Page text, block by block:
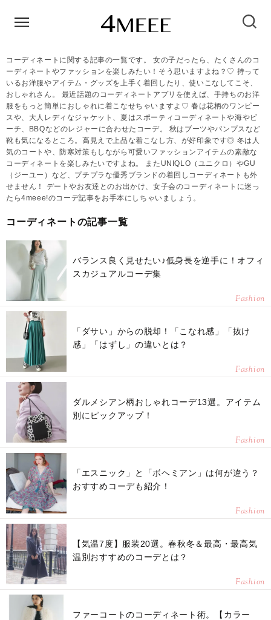
コーディネートに関する記事の一覧です。 女の子だったら、たくさんのコ
ーディネートやファッションを楽しみたい！そう思いますよね？♡ 持って
いるお洋服やアイテム・グッズを上手く着回したり、使いこなしてこそ、
おしゃれさん。 最近話題のコーディネートアプリを使えば、手持ちのお洋
服をもっと簡単におしゃれに着こなせちゃいますよ♡ 春は花柄のワンピー
スや、大人レディなジャケット、夏はスポーティコーディネートや海やビ
ーチ、BBQなどのレジャーに合わせたコーデ。 秋はブーツやパンプスなど
靴も気になるところ。高見えで上品な着こなし方、が好印象です◎ 冬は人
気のコートや、防寒対策もしながら可愛いファッションアイテムの素敵な
コーディネートを楽しみたいですよね。 またUNIQLO（ユニクロ）やGU
（ジーユー）など、プチプラな優秀ブランドの着回しコーディネートも外
せません！ デートやお友達とのお出かけ、女子会のコーディネートに迷っ
たら4meee!のコーデ記事をお手本にしちゃいましょう。
コーディネートの記事一覧
バランス良く見せたい♪低身長を逆手に！オフィ
スカジュアルコーデ集
Fashion
「ダサい」からの脱却！「こなれ感」「抜け
感」「はずし」の違いとは？
Fashion
ダルメシアン柄おしゃれコーデ13選。アイテム
別にピックアップ！
Fashion
「エスニック」と「ボヘミアン」は何が違う？
おすすめコーデも紹介！
Fashion
【気温7度】服装20選。春秋冬＆最高・最高気
温別おすすめのコーデとは？
Fashion
ファーコートのコーディネート術。【カラー